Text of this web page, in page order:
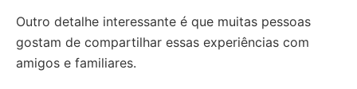
Outro detalhe interessante é que muitas pessoas
gostam de compartilhar essas experiências com
amigos e familiares.